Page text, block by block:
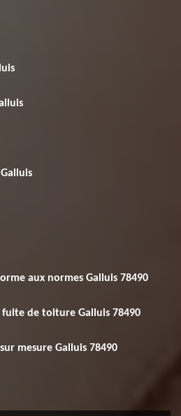
aux normes Galluis 78490
de toiture Galluis 78490
mesure Galluis 78490